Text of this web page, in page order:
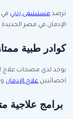
ترصدمستشفى زدني في
الإدمان في مصر الجديدة
كوادر طبية
يوجد لدى مصحات علاج
اخصائيينعلاج الإدمان
برامج علاجية